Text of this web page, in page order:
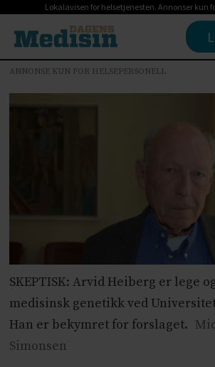
Lokalavisen for helsetjenesten. Annonser kun
ANNONSE KUN FOR HELSEPERSONELL
SKEPTISK: Arvid Heiberg er lege
medisinsk genetikk ved
Han er bekymret for forslaget.
Simonsen